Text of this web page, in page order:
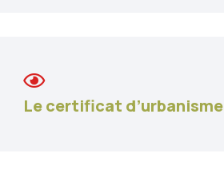
Le certificat d’urbanisme